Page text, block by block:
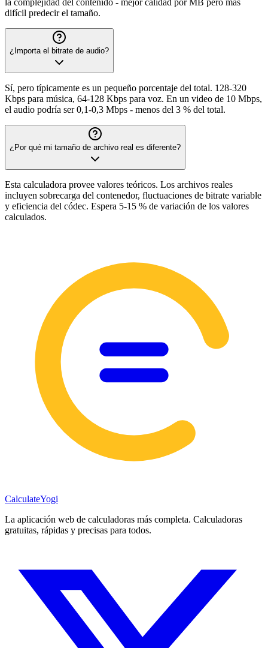
la complejidad del contenido - mejor calidad por MB pero más
difícil predecir el tamaño.
¿Importa el bitrate de audio?
Sí, pero típicamente es un pequeño porcentaje del total. 128-320
Kbps para música, 64-128 Kbps para voz. En un video de 10 Mbps,
el audio podría ser 0,1-0,3 Mbps - menos del 3 % del total.
¿Por qué mi tamaño de archivo real es diferente?
Esta calculadora provee valores teóricos. Los archivos reales
incluyen sobrecarga del contenedor, fluctuaciones de bitrate variable
y eficiencia del códec. Espera 5-15 % de variación de los valores
calculados.
CalculateYogi
La aplicación web de calculadoras más completa. Calculadoras
gratuitas, rápidas y precisas para todos.